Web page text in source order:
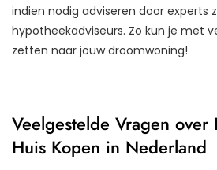
indien nodig adviseren door experts
hypotheekadviseurs. Zo kun je met
zetten naar jouw droomwoning!
Veelgestelde Vragen over
Huis Kopen in Nederland